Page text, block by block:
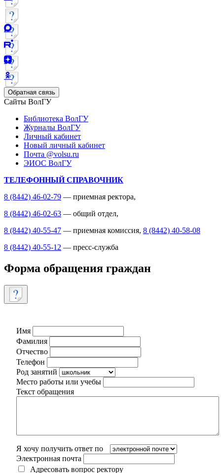
Обратная связь
Сайты ВолГУ
Библиотека ВолГУ
Журналы ВолГУ
Личный кабинет
Новый личный кабинет
Почта @volsu.ru
ЭИОС ВолГУ
ТЕЛЕФОННЫЙ СПРАВОЧНИК
8 (8442) 46-02-79 — приемная ректора,
8 (8442) 46-02-63 — общий отдел,
8 (8442) 40-55-47 — приемная комиссия, 8 (8442) 40-58-08
8 (8442) 40-55-12 — пресс-служба
Форма обращения граждан
Имя
Фамилия
Отчество
Телефон
Род занятий
Место работы или учебы
Текст обращения
Я хочу получить ответ по
Электронная почта
Адресовать вопрос ректору